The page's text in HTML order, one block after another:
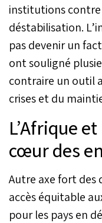
institutions contre
déstabilisation.
pas devenir un
ont souligné
contraire un outil
crises et du
L’Afrique
cœur des
Autre axe fort des
accès équitable
pour les pays en